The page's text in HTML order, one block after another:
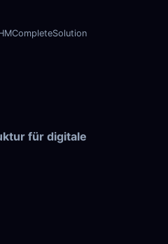
für digitale